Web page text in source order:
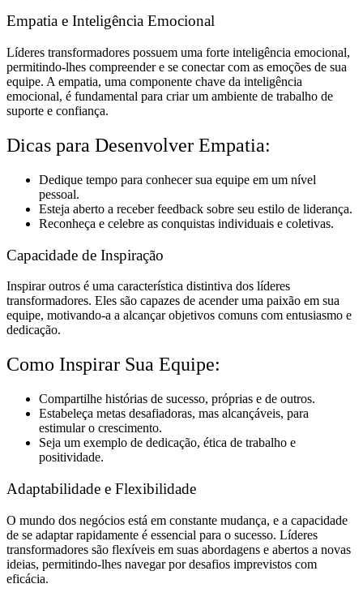
Empatia e Inteligência Emocional
Líderes transformadores possuem uma forte inteligência emocional,
permitindo-lhes compreender e se conectar com as emoções de sua
equipe. A empatia, uma componente chave da inteligência
emocional, é fundamental para criar um ambiente de trabalho de
suporte e confiança.
Dicas para Desenvolver Empatia:
Dedique tempo para conhecer sua equipe em um nível
pessoal.
Esteja aberto a receber feedback sobre seu estilo de liderança.
Reconheça e celebre as conquistas individuais e coletivas.
Capacidade de Inspiração
Inspirar outros é uma característica distintiva dos líderes
transformadores. Eles são capazes de acender uma paixão em sua
equipe, motivando-a a alcançar objetivos comuns com entusiasmo e
dedicação.
Como Inspirar Sua Equipe:
Compartilhe histórias de sucesso, próprias e de outros.
Estabeleça metas desafiadoras, mas alcançáveis, para
estimular o crescimento.
Seja um exemplo de dedicação, ética de trabalho e
positividade.
Adaptabilidade e Flexibilidade
O mundo dos negócios está em constante mudança, e a capacidade
de se adaptar rapidamente é essencial para o sucesso. Líderes
transformadores são flexíveis em suas abordagens e abertos a novas
ideias, permitindo-lhes navegar por desafios imprevistos com
eficácia.